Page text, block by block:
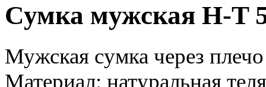
Сумка мужская H-T
Мужская сумка через
Материал: натуральная